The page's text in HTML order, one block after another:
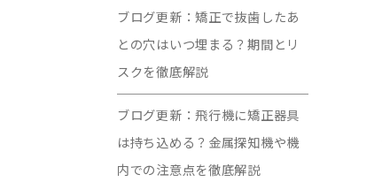
ブログ更新：矯正で抜歯したあ
との穴はいつ埋まる？期間とリ
スクを徹底解説
ブログ更新：飛行機に矯正器具
は持ち込める？金属探知機や機
内での注意点を徹底解説